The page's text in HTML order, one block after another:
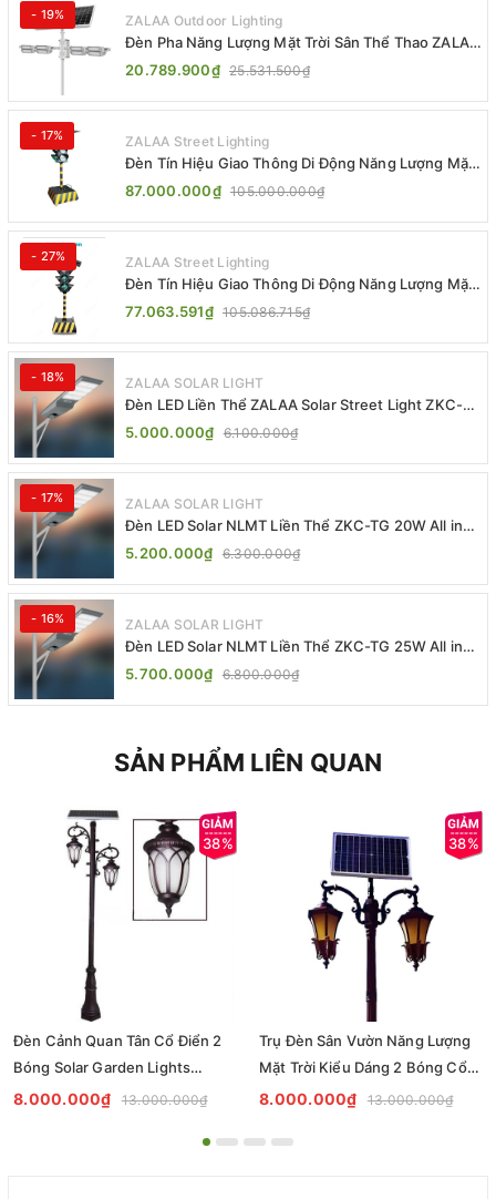
- 19% ZALAA Outdoor Lighting
Đèn Pha Năng Lượng Mặt Trời Sân Thể Thao ZALAA
Jsc Chống Nước IP65 Cao Cấp
20.789.900₫ 25.531.500₫
- 17% ZALAA Street Lighting
Đèn Tín Hiệu Giao Thông Di Động Năng Lượng Mặt
Trời ZALAA ZL-300A-D
87.000.000₫ 105.000.000₫
- 27% ZALAA Street Lighting
Đèn Tín Hiệu Giao Thông Di Động Năng Lượng Mặt
Trời ZALAA ZL-409300C
77.063.591₫ 105.086.715₫
- 18% ZALAA SOLAR LIGHT
Đèn LED Liền Thể ZALAA Solar Street Light ZKC-
TG 20W 25W 30W All In One
5.000.000₫ 6.100.000₫
- 17% ZALAA SOLAR LIGHT
Đèn LED Solar NLMT Liền Thể ZKC-TG 20W All in
One | ZALAA Street Light
5.200.000₫ 6.300.000₫
- 16% ZALAA SOLAR LIGHT
Đèn LED Solar NLMT Liền Thể ZKC-TG 25W All in
One | ZALAA Street Light
5.700.000₫ 6.800.000₫
SẢN PHẨM LIÊN QUAN
38%
Đèn Cảnh Quan Tân Cổ Điển 2
Bóng Solar Garden Lights
ZALAA OEM ZSCV-004
8.000.000₫ 13.000.000₫
38%
Trụ Đèn Sân Vườn Năng Lượng
Mặt Trời Kiểu Dáng 2 Bóng Cổ
Điển ZALAA OEM ZSCV-003
8.000.000₫ 13.000.000₫